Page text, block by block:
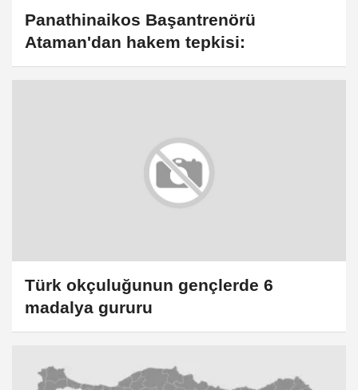
Panathinaikos Başantrenörü
Ataman'dan hakem tepkisi:
Türk okçuluğunun gençlerde 6
madalya gururu